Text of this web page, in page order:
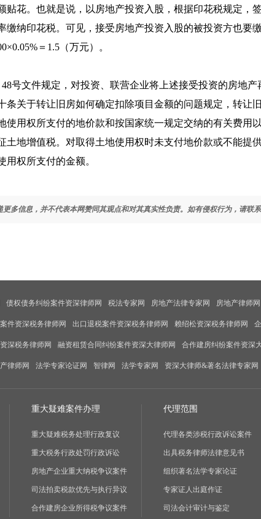
贴花。也就是说，以房地产投资入股，根据印花税规定，
缴纳印花税。可见，接受房地产投资入股的被投资方也要
＝1.5（万元）。
号文件规定，对投资、联营企业将上述接受投资的房地产
条关于转让旧房如何确定扣除项目金额的问题规定，转让
使用权所支付的地价款和按国家统一规定交纳的有关费用
土地增值税。对取得土地使用权时未支付地价款或不能提
用权所支付的金额。
多信息，并不代表本网赞同其观点和对其真实性负责。如有侵权行为，请联系
债权债务纠纷案件资深律师网 税法专家网 房地产法律专家网 房地产律师网
件资深税务律师网 出口退税案件资深税务律师网 赖绍松资深税务律师网
深税务律师网 融资租赁合同纠纷案件资深大律师网 合作建房纠纷案件资深
律师网 法学专家论证网 智律网 法学专家网 资深大律师&著名法律专家网
重大疑难案件办理
重大疑难税务处理行政复议
重大税务行政处罚行政诉讼
房地产企业重大纳税争议案件
司法拍卖税款优先与执行异议
合作建房企业所得税争议案件
代理范围
代理各类涉税行政诉讼案件
出具税务律师法律意见书
组织著名法学专家论证
专家证人出庭作证
司法会计审计与鉴定